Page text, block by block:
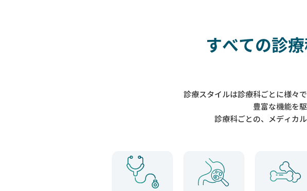
すべての診
診療スタイルは診療科ごとに様々
豊富な機能を
診療科ごとの、メディカ